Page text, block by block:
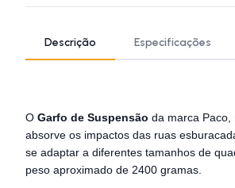
Descrição Especificações
O Garfo de Suspensão da marca Paco,
absorve os impactos das ruas
se adaptar a diferentes tamanhos de
peso aproximado de 2400 gramas.